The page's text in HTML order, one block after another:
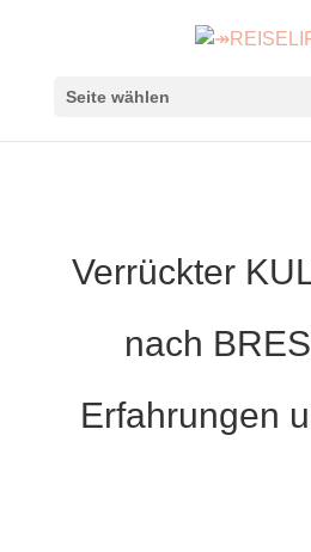
Seite wählen
Verrückter
nach
Erfahrungen